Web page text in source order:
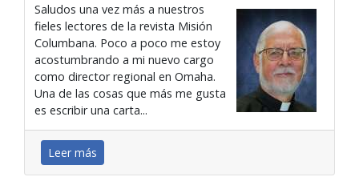
Saludos una vez más a nuestros
fieles lectores de la revista Misión
Columbana. Poco a poco me estoy
acostumbrando a mi nuevo cargo
como director regional en Omaha.
Una de las cosas que más me gusta
es escribir una carta...
Leer más